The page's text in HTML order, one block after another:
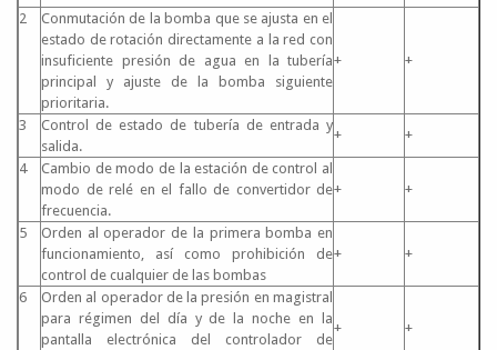
2
Conmutación de la bomba que se ajusta en el
estado de rotación directamente a la red con
insuficiente presión de agua en la tubería
principal y ajuste de la bomba siguiente
prioritaria.
+ +
3
Control de estado de tubería de entrada y
salida.
+
+
4
Cambio de modo de la estación de control al
modo de relé en el fallo de convertidor de
frecuencia.
+ +
5
Orden al operador de la primera bomba en
funcionamiento, así como prohibición de
control de cualquier de las bombas
+ +
6
Orden al operador de la presión en magistral
para régimen del día y de la noche en la
pantalla electrónica del controlador de
+ +